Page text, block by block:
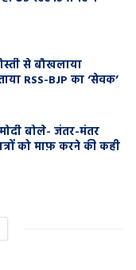
से बौखलाया
RSS-BJP का ‘सेवक’
मोदी बोले- जंतर-मंतर
को माफ़ करने की कही